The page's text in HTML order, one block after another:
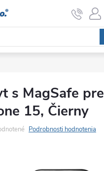
s MagSafe pre
15, Čierny
Podrobnosti hodnotenia